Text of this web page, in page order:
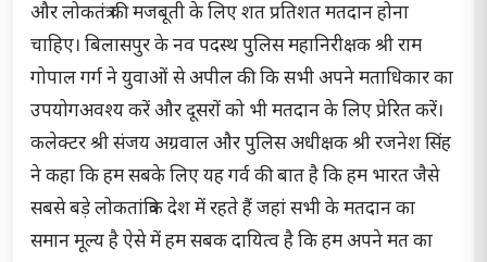
और लोकतंत्र की मजबूती के लिए शत प्रतिशत मतदान होना
चाहिए। बिलासपुर के नव पदस्थ पुलिस महानिरीक्षक श्री राम
गोपाल गर्ग ने युवाओं से अपील की कि सभी अपने मताधिकार का
उपयोगअवश्य करें और दूसरों को भी मतदान के लिए प्रेरित करें।
कलेक्टर श्री संजय अग्रवाल और पुलिस अधीक्षक श्री रजनेश सिंह
ने कहा कि हम सबके लिए यह गर्व की बात है कि हम भारत जैसे
सबसे बड़े लोकतांत्रिक देश में रहते हैं जहां सभी के मतदान का
समान मूल्य है ऐसे में हम सबक दायित्व है कि हम अपने मत का